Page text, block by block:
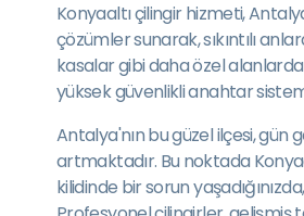
Konyaaltı çilingir hizmeti,
çözümler sunarak, sıkıntılı
kasalar gibi daha özel
yüksek güvenlikli anahtar
Antalya'nın bu güzel ilçesi,
artmaktadır. Bu noktada
kilidinde bir sorun